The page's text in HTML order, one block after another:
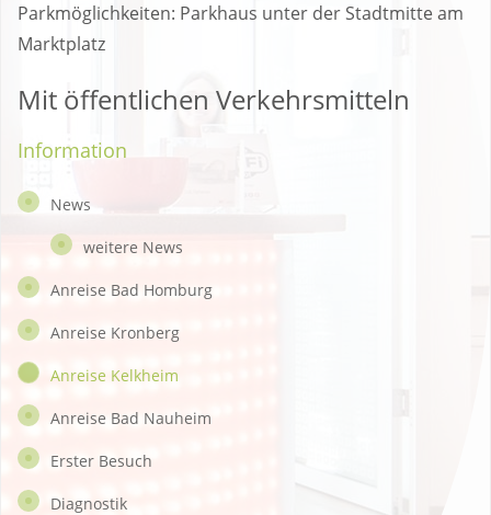
Parkmöglichkeiten: Parkhaus unter der Stadtmitte am
Marktplatz
Mit öffentlichen Verkehrsmitteln
Information
News
weitere News
Anreise Bad Homburg
Anreise Kronberg
Anreise Kelkheim
Anreise Bad Nauheim
Erster Besuch
Diagnostik